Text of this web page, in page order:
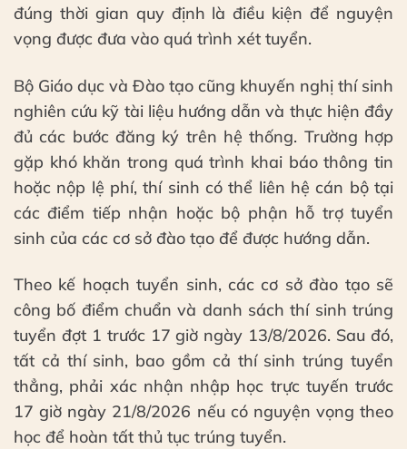
đúng thời gian quy định là điều kiện để nguyện
vọng được đưa vào quá trình xét tuyển.
Bộ Giáo dục và Đào tạo cũng khuyến nghị thí sinh
nghiên cứu kỹ tài liệu hướng dẫn và thực hiện đầy
đủ các bước đăng ký trên hệ thống. Trường hợp
gặp khó khăn trong quá trình khai báo thông tin
hoặc nộp lệ phí, thí sinh có thể liên hệ cán bộ tại
các điểm tiếp nhận hoặc bộ phận hỗ trợ tuyển
sinh của các cơ sở đào tạo để được hướng dẫn.
Theo kế hoạch tuyển sinh, các cơ sở đào tạo sẽ
công bố điểm chuẩn và danh sách thí sinh trúng
tuyển đợt 1 trước 17 giờ ngày 13/8/2026. Sau đó,
tất cả thí sinh, bao gồm cả thí sinh trúng tuyển
thẳng, phải xác nhận nhập học trực tuyến trước
17 giờ ngày 21/8/2026 nếu có nguyện vọng theo
học để hoàn tất thủ tục trúng tuyển.